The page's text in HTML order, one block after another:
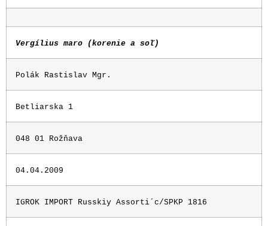
Vergílius maro (korenie a soľ)
Polák Rastislav Mgr.
Betliarska 1
048 01 Rožňava
04.04.2009
IGROK IMPORT Russkiy Assorti´c/SPKP 1816